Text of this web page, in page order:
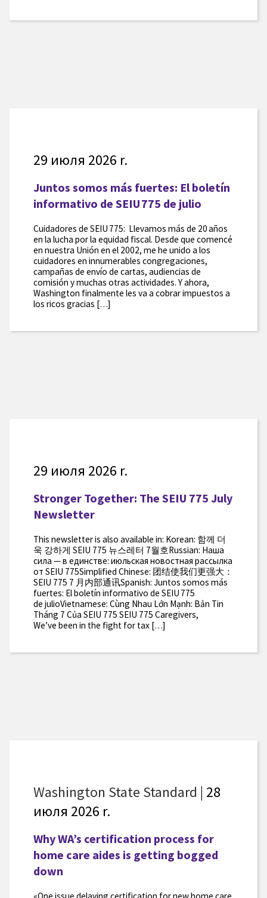
29 июля 2026 r.
Juntos somos más fuertes: El boletín
informativo de SEIU 775 de julio
Cuidadores de SEIU 775: Llevamos más de 20 años
en la lucha por la equidad fiscal. Desde que comencé
en nuestra Unión en el 2002, me he unido a los
cuidadores en innumerables congregaciones,
campañas de envío de cartas, audiencias de
comisión y muchas otras actividades. Y ahora,
Washington finalmente les va a cobrar impuestos a
los ricos gracias […]
29 июля 2026 r.
Stronger Together: The SEIU 775 July
Newsletter
This newsletter is also available in: Korean: 함께 더
욱 강하게 SEIU 775 뉴스레터 7월호Russian: Наша
сила — в единстве: июльская новостная рассылка
от SEIU 775Simplified Chinese: 团结使我们更强大：
SEIU 775 7 月内部通讯Spanish: Juntos somos más
fuertes: El boletín informativo de SEIU 775
de julioVietnamese: Cùng Nhau Lớn Mạnh: Bản Tin
Tháng 7 Của SEIU 775 SEIU 775 Caregivers,
We’ve been in the fight for tax […]
Washington State Standard | 28
июля 2026 r.
Why WA’s certification process for
home care aides is getting bogged
down